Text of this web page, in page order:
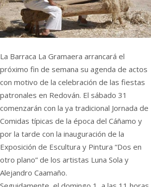
La Barraca La Gramaera arrancará el
próximo fin de semana su agenda de actos
con motivo de la celebración de las fiestas
patronales en Redován. El sábado 31
comenzarán con la ya tradicional Jornada de
Comidas típicas de la época del Cáñamo y
por la tarde con la inauguración de la
Exposición de Escultura y Pintura “Dos en
otro plano” de los artistas Luna Sola y
Alejandro Caamaño.